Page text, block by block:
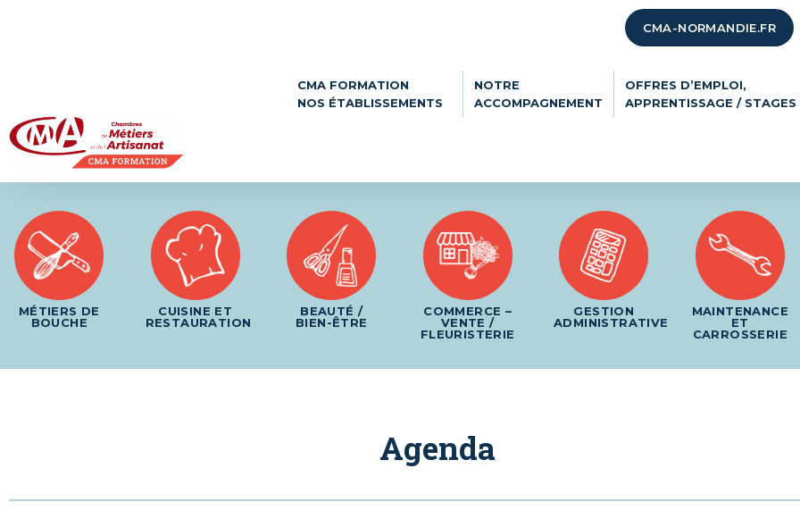
CMA-NORMANDIE.FR
CMA FORMATION
NOS ÉTABLISSEMENTS
NOTRE
ACCOMPAGNEMENT
OFFRES D’EMPLOI,
APPRENTISSAGE / STAGES
MÉTIERS DE
BOUCHE
CUISINE ET
RESTAURATION
BEAUTÉ /
BIEN-ÊTRE
COMMERCE –
VENTE /
FLEURISTERIE
GESTION
ADMINISTRATIVE
MAINTENANCE
ET
CARROSSERIE
Agenda